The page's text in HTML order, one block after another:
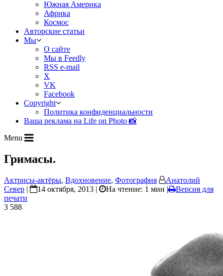
Южная Америка
Африка
Космос
Авторские статьи
Мы
О сайте
Мы в Feedly
RSS e-mail
X
VK
Facebook
Copyright
Политика конфиденциальности
Ваша реклама на Life on Photo 📸
Menu
Гримасы.
Актрисы-актёры, Вдохновение, Фотография
Анатолий
Север | 14 октября, 2013 | На чтение: 1 мин |
Версия для
печати
3 588